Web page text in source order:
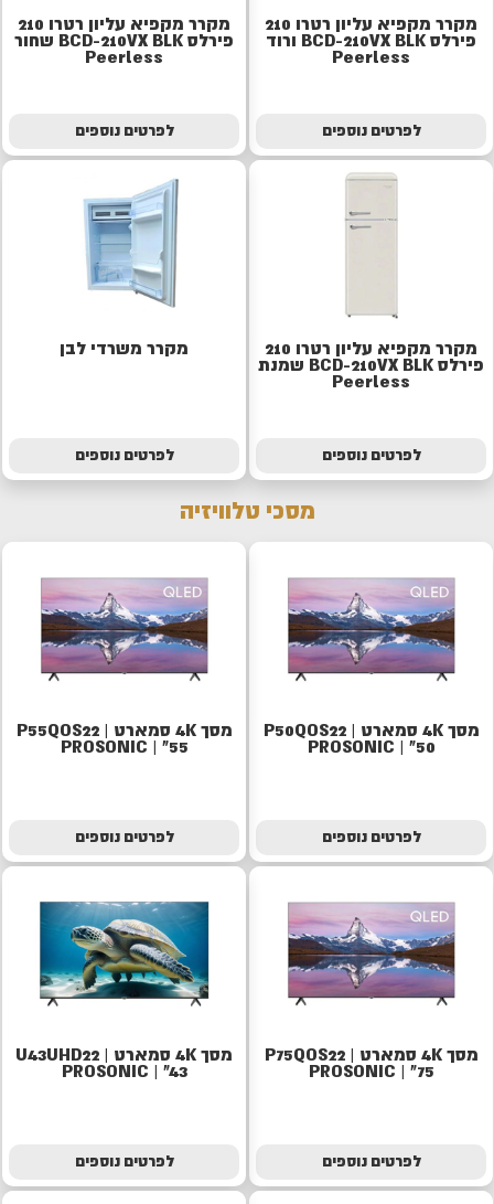
מקרר מקפיא עליון רטרו 210
פירלס BCD-210VX BLK ורוד
Peerless
לפרטים נוספים
מקרר מקפיא עליון רטרו 210
פירלס BCD-210VX BLK שחור
Peerless
לפרטים נוספים
מקרר מקפיא עליון רטרו 210
פירלס BCD-210VX BLK שמנת
Peerless
לפרטים נוספים
מקרר משרדי לבן
לפרטים נוספים
מסכי טלוויזיה
מסך 4K סמארט | P50QOS22
PROSONIC | "50
לפרטים נוספים
מסך 4K סמארט | P55QOS22
PROSONIC | "55
לפרטים נוספים
מסך 4K סמארט | P75QOS22
PROSONIC | "75
לפרטים נוספים
מסך 4K סמארט | U43UHD22
PROSONIC | "43
לפרטים נוספים